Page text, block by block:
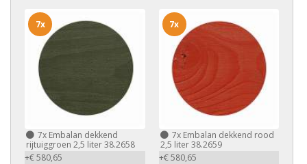
7x Embalan dekkend
rijtuiggroen 2,5 liter 38.2658
+€ 580,65
7x
7xEmbalan dekkend rood
2,5 liter 38.2659
+€ 580,65
7x